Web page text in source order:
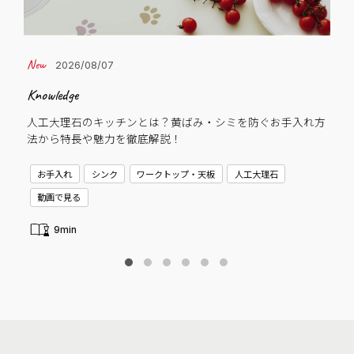
2026/08/07
Knowledge
人工大理石のキッチンとは？黄ばみ・シミを防ぐお手入れ方
法から特長や魅力を徹底解説！
お手入れ シンク ワークトップ・天板
人工大理石
動画で見る
9min